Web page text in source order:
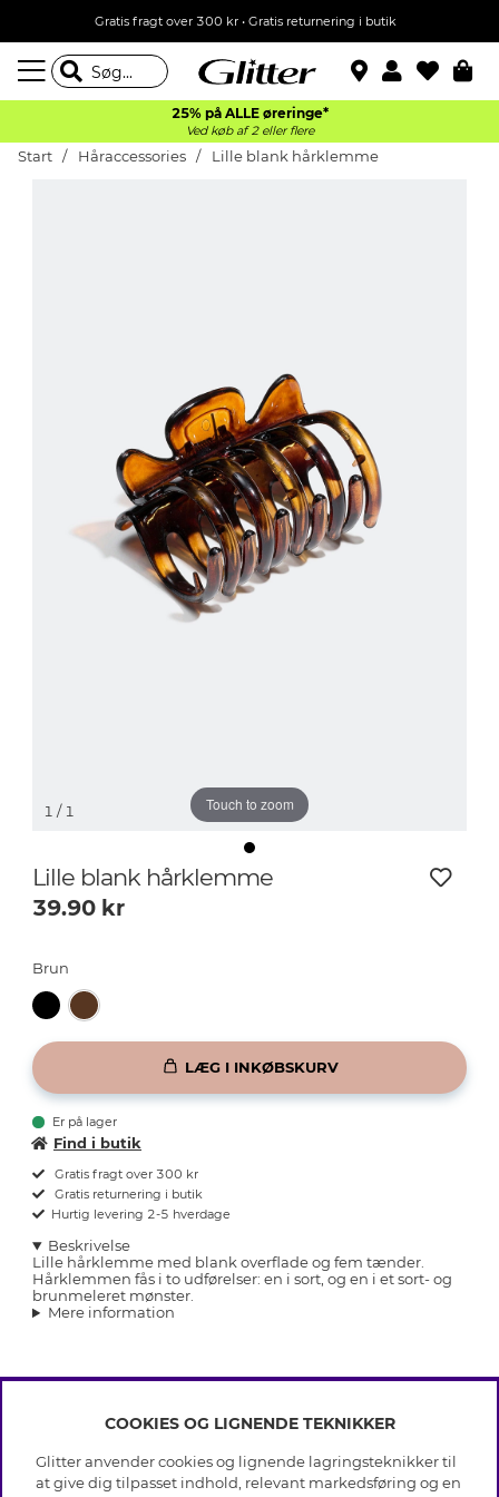
Gratis fragt over 300 kr • Gratis returnering i butik
25% på ALLE øreringe*
Ved køb af 2 eller flere
Start Håraccessories Lille blank hårklemme
Touch to zoom
1 / 1
Lille blank hårklemme
39.90 kr
Brun
LÆG I INKØBSKURV
Er på lager
Find i butik
Gratis fragt over 300 kr
Gratis returnering i butik
Hurtig levering 2-5 hverdage
Beskrivelse
Lille hårklemme med blank overflade og fem tænder.
Hårklemmen fås i to udførelser: en i sort, og en i et sort- og
brunmeleret mønster.
Mere information
INFO
Betingelser
Databeskyttelsespolitik
OM GLITTER
COOKIES OG LIGNENDE TEKNIKKER
Glitter anvender cookies og lignende lagringsteknikker til
at give dig tilpasset indhold, relevant markedsføring og en